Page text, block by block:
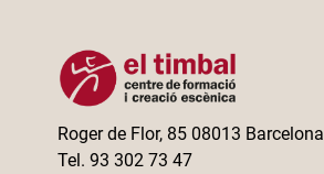
Roger de Flor, 85 08013 Barcelona
Tel. 93 302 73 47